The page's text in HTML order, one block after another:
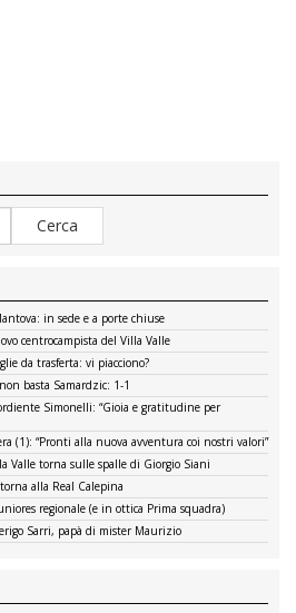
in sede e a porte chiuse
centrocampista del Villa Valle
da trasferta: vi piacciono?
basta Samardzic: 1-1
Simonelli: “Gioia e gratitudine per
(1): “Pronti alla nuova avventura coi nostri valori”
Valle torna sulle spalle di Giorgio Siani
alla Real Calepina
regionale (e in ottica Prima squadra)
Sarri, papà di mister Maurizio